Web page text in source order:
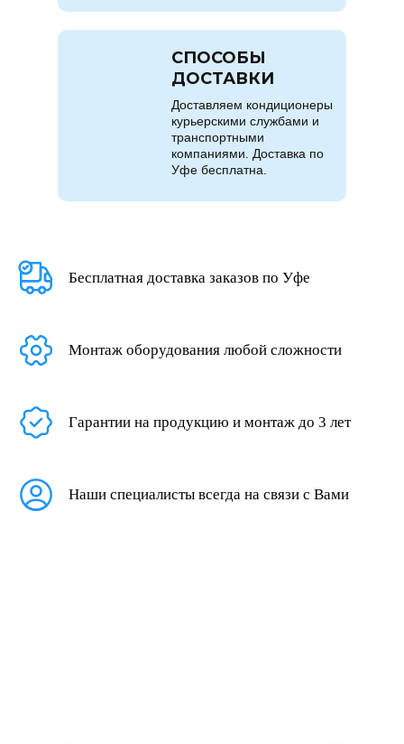
Доставляем кондиционеры
курьерскими службами и
транспортными
компаниями. Доставка по
Уфе бесплатна.
СПОСОБЫ
ДОСТАВКИ
Бесплатная доставка заказов по Уфе
Монтаж оборудования любой сложности
Гарантии на продукцию и монтаж до 3 лет
Наши специалисты всегда на связи с Вами